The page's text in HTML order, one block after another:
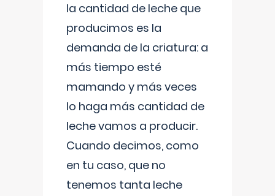
la cantidad de leche que
producimos es la
demanda de la criatura: a
más tiempo esté
mamando y más veces
lo haga más cantidad de
leche vamos a producir.
Cuando decimos, como
en tu caso, que no
tenemos tanta leche